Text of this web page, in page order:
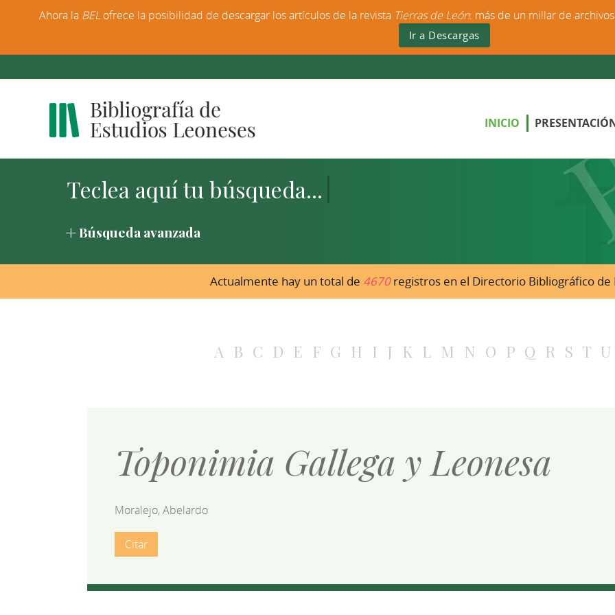
INICIO
Búsqueda avanzada
Actualmente hay un total de 4670registros en el Directorio Bibliográfico de
A B C D E F G H I J K L M N O P Q R S T U
Toponimia Gallega y Leonesa
Moralejo, Abelardo
Citar
Ahora la BEL ofrece la posibilidad de descargar los artículos de la revista Tierras de León: más de un millar de
Ir a Descargas